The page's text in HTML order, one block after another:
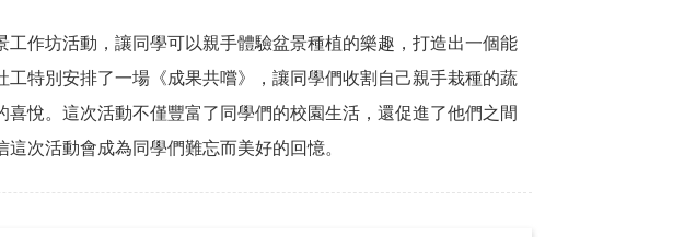
作坊活動，讓同學可以親手體驗盆景種植的樂趣，打造出一個能
特別安排了一場《成果共嚐》，讓同學們收割自己親手栽種的蔬
悅。這次活動不僅豐富了同學們的校園生活，還促進了他們之間
次活動會成為同學們難忘而美好的回憶。